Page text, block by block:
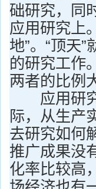
础研究，同
应用研究上
地”。“顶天
的研究工作
两者的比例
应用研究
际，从生产
去研究如何
推广成果没
化率比较高